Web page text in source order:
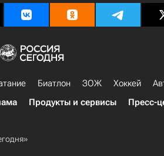
Биатлон ЗОЖ Хоккей
Продукты и сервисы Пресс-